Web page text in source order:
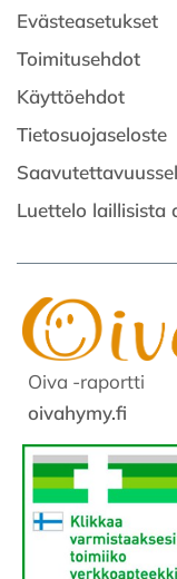
Evästeasetukset
Toimitusehdot
Käyttöehdot
Tietosuojaseloste
Luettelo laillisista
Oiva -raportti
oivahymy.fi